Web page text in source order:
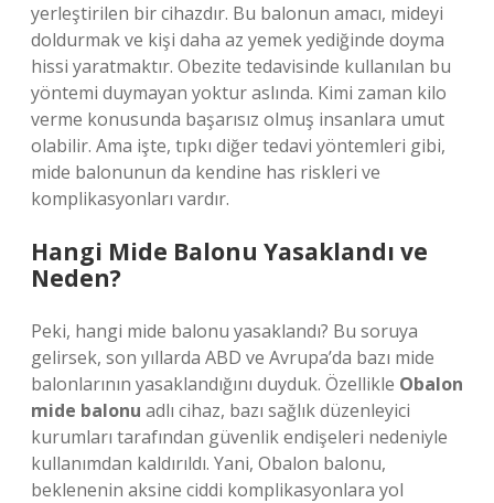
yerleştirilen bir cihazdır. Bu balonun amacı, mideyi
doldurmak ve kişi daha az yemek yediğinde doyma
hissi yaratmaktır. Obezite tedavisinde kullanılan bu
yöntemi duymayan yoktur aslında. Kimi zaman kilo
verme konusunda başarısız olmuş insanlara umut
olabilir. Ama işte, tıpkı diğer tedavi yöntemleri gibi,
mide balonunun da kendine has riskleri ve
komplikasyonları vardır.
Hangi Mide Balonu Yasaklandı ve
Neden?
Peki, hangi mide balonu yasaklandı? Bu soruya
gelirsek, son yıllarda ABD ve Avrupa’da bazı mide
balonlarının yasaklandığını duyduk. Özellikle Obalon
mide balonu adlı cihaz, bazı sağlık düzenleyici
kurumları tarafından güvenlik endişeleri nedeniyle
kullanımdan kaldırıldı. Yani, Obalon balonu,
beklenenin aksine ciddi komplikasyonlara yol